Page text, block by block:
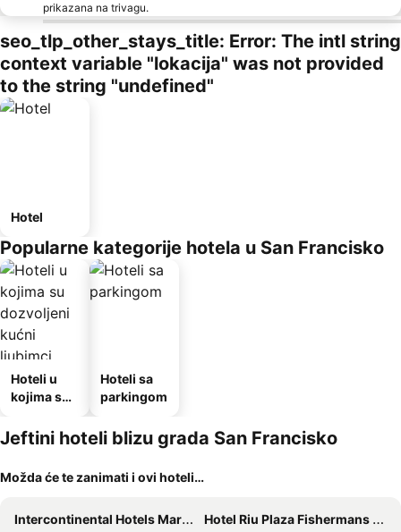
prikazana na trivagu.
seo_tlp_other_stays_title: Error: The intl string
context variable "lokacija" was not provided
to the string "undefined"
Hotel
Popularne kategorije hotela u San Francisko
Hoteli u
kojima su
kućni
ljubimci
Hoteli sa
parkingom
Jeftini hoteli blizu grada San Francisko
Možda će te zanimati i ovi hoteli…
Intercontinental Hotels Mark Hopkins San Francisco By Ihg
Hotel Riu Plaza Fishermans Wharf